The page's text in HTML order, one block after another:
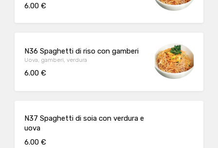
6.00 €
N36 Spaghetti di riso con gamberi
Uova, gamberi, verdura
6.00 €
N37 Spaghetti di soia con verdura e
uova
6.00 €